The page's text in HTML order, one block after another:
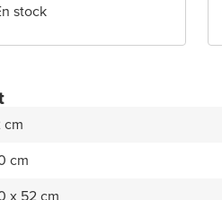
stock
cm
cm